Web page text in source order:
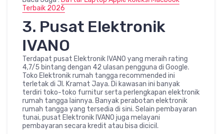
Terbaik 2026
3. Pusat Elektronik
IVANO
Terdapat pusat Elektronik IVANO yang meraih rating
4,7/5 bintang dengan 42 ulasan pengguna di Google.
Toko Elektronik rumah tangga recommended ini
terletak di Jl. Kramat Jaya. Di kawasan ini banyak
terdiri toko-toko furnitur serta perlengkapan elektronik
rumah tangga lainnya. Banyak perabotan elektronik
rumah tangga yang tersedia di sini. Selain pembayaran
tunai, pusat Elektronik IVANO juga melayani
pembayaran secara kredit atau bisa dicicil.